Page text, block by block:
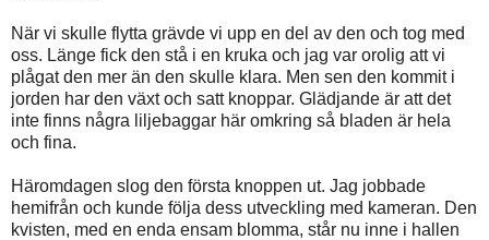
När vi skulle flytta grävde vi upp en del av den och tog med
oss. Länge fick den stå i en kruka och jag var orolig att vi
plågat den mer än den skulle klara. Men sen den kommit i
jorden har den växt och satt knoppar. Glädjande är att det
inte finns några liljebaggar här omkring så bladen är hela
och fina.
Häromdagen slog den första knoppen ut. Jag jobbade
hemifrån och kunde följa dess utveckling med kameran. Den
kvisten, med en enda ensam blomma, står nu inne i hallen